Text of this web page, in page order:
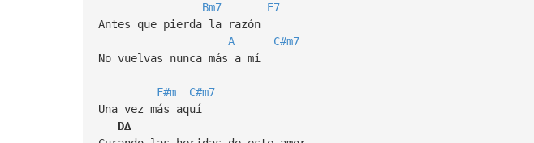
Bm7
E7
Antes que pierda la razón
A
C#m7
No vuelvas nunca más a mí
F#m
C#m7
Una vez más aquí
D∆